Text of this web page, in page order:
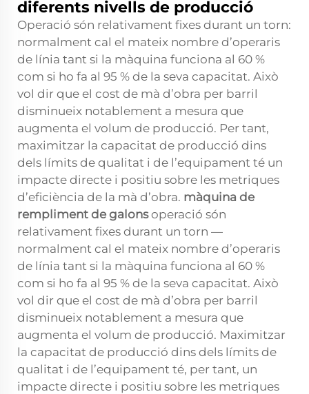
diferents nivells de producció
Operació són relativament fixes durant un torn:
normalment cal el mateix nombre d’operaris
de línia tant si la màquina funciona al 60 %
com si ho fa al 95 % de la seva capacitat. Això
vol dir que el cost de mà d’obra per barril
disminueix notablement a mesura que
augmenta el volum de producció. Per tant,
maximitzar la capacitat de producció dins
dels límits de qualitat i de l’equipament té un
impacte directe i positiu sobre les metriques
d’eficiència de la mà d’obra. màquina de
rempliment de galonsoperació són
relativament fixes durant un torn —
normalment cal el mateix nombre d’operaris
de línia tant si la màquina funciona al 60 %
com si ho fa al 95 % de la seva capacitat. Això
vol dir que el cost de mà d’obra per barril
disminueix notablement a mesura que
augmenta el volum de producció. Maximitzar
la capacitat de producció dins dels límits de
qualitat i de l’equipament té, per tant, un
impacte directe i positiu sobre les metriques